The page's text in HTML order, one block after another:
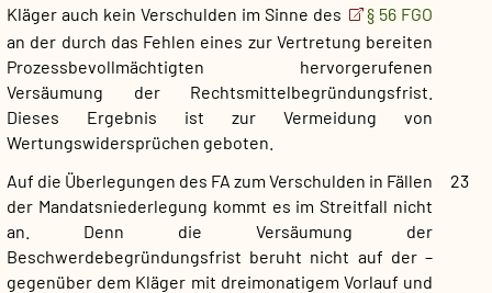
Kläger auch kein Verschulden im Sinne des
§ 56 FGO
an der durch das Fehlen eines zur Vertretung bereiten
Prozessbevollmächtigten hervorgerufenen
Versäumung der Rechtsmittelbegründungsfrist.
Dieses Ergebnis ist zur Vermeidung von
Wertungswidersprüchen geboten.
23
Auf die Überlegungen des FA zum Verschulden in Fällen
der Mandatsniederlegung kommt es im Streitfall nicht
an. Denn die Versäumung der
Beschwerdebegründungsfrist beruht nicht auf der –
gegenüber dem Kläger mit dreimonatigem Vorlauf und